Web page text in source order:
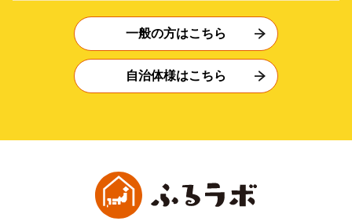
一般の方はこちら
自治体様はこちら